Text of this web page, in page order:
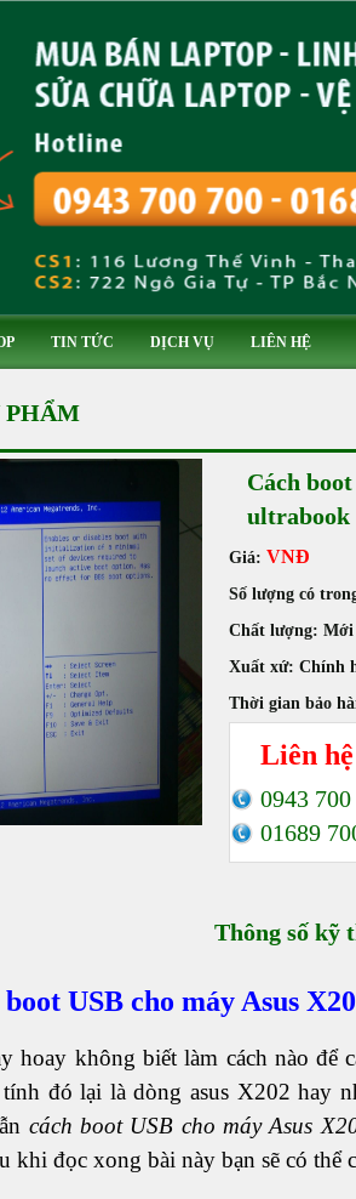
TIN TỨC DỊCH VỤ LIÊN HỆ
PHẨM
Cách
ultrabook
Giá: VNĐ
Số lượng có
Chất lượng: Mới
Xuất xứ: Chính
Thời gian bảo
Liên hệ
0943
01689
Thông số kỹ
USB cho máy Asus
hoay không biết làm cách nào
đó lại là dòng asus X202 hay
cách boot USB cho máy Asus
khi đọc xong bài này bạn sẽ có thể